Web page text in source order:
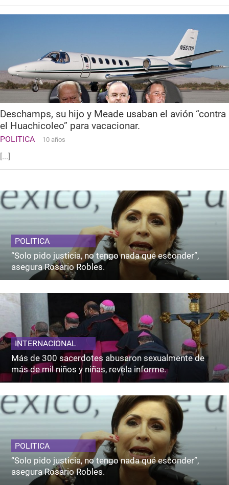
Deschamps, su hijo y Meade usaban el avión “contra
el Huachicoleo” para vacacionar.
POLITICA 10 años
[...]
POLITICA
“Solo pido justicia, no tengo nada qué esconder”,
asegura Rosario Robles.
INTERNACIONAL
Más de 300 sacerdotes abusaron sexualmente de
más de mil niños y niñas, revela informe.
POLITICA
“Solo pido justicia, no tengo nada qué esconder”,
asegura Rosario Robles.